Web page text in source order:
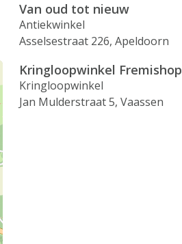
Van oud tot nieuw
Antiekwinkel
Asselsestraat 226, Apeldoorn
Kringloopwinkel Fremishop
Kringloopwinkel
Jan Mulderstraat 5, Vaassen